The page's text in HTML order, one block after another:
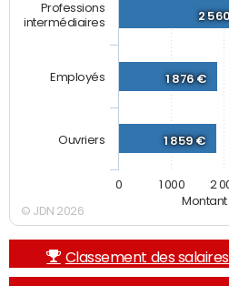
2
1 876 €
1 859 €
Professions
intermédiaires
Employés
Ouvriers
0 1 000 2
© JDN 2026
Classement des